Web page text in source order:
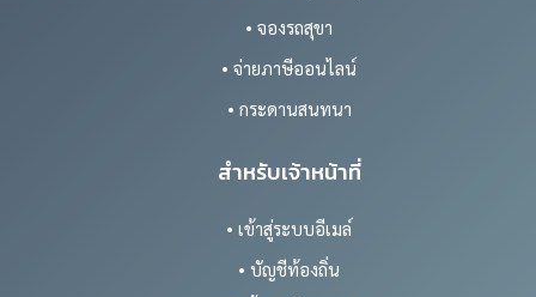
• จองรถสุขา
• จ่ายภาษีออนไลน์
• กระดานสนทนา
สำหรับเจ้าหน้าที่
• เข้าสู่ระบบอีเมล์
• บัญชีท้องถิ่น